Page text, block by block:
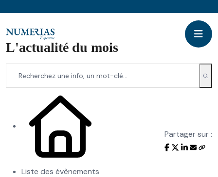
L'actualité du mois
Liste des évènements
Partager sur :